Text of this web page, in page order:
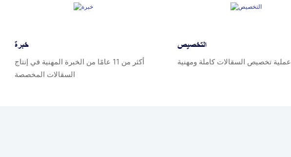
خبرة
أكثر من 11 عامًا من الخبرة المهنية في إنتاج
السقالات المخصصة
التخصيص
عملية تخصيص السقالات كاملة ومهنية